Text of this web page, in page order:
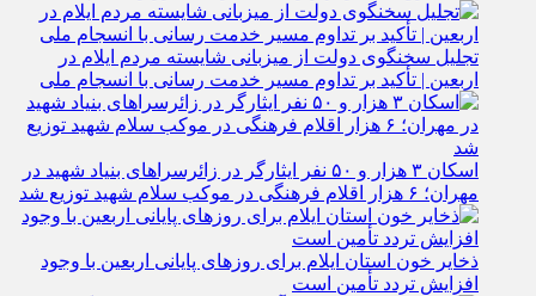
تجلیل سخنگوی دولت از میزبانی شایسته مردم ایلام در
اربعین | تأکید بر تداوم مسیر خدمت‌ رسانی با انسجام ملی
اسکان ۳ هزار و ۵۰ نفر ایثارگر در زائرسراهای بنیاد شهید در
مهران؛ ۶ هزار اقلام فرهنگی در موکب سلام شهید توزیع شد
ذخایر خون استان ایلام برای روزهای پایانی اربعین با وجود
افزایش تردد تأمین است